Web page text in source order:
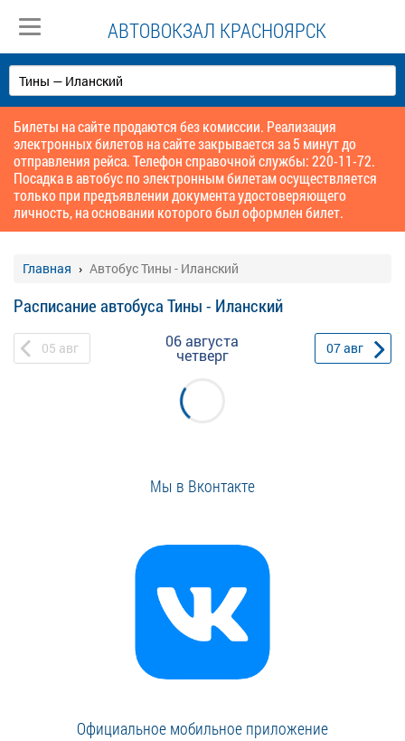
АВТОВОКЗАЛ КРАСНОЯРСК
Билеты на сайте продаются без комиссии. Реализация
электронных билетов на сайте закрывается за 5 минут до
отправления рейса. Телефон справочной службы: 220-11-72.
Посадка в автобус по электронным билетам осуществляется
только при предъявлении документа удостоверяющего
личность, на основании которого был оформлен билет.
Главная Автобус Тины - Иланский
Расписание автобуса Тины - Иланский
05 авг 06 августа
четверг 07авг
Мы в Вконтакте
Официальное мобильное приложение